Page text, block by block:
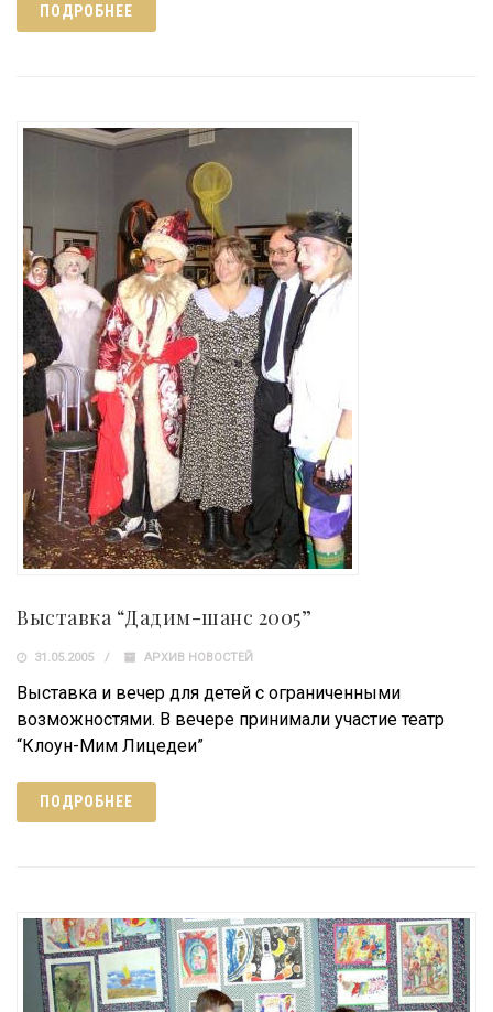
ПОДРОБНЕЕ
Выставка “Дадим-шанс 2005”
31.05.2005 АРХИВ НОВОСТЕЙ
Выставка и вечер для детей с ограниченными
возможностями. В вечере принимали участие театр
“Клоун-Мим Лицедеи”
ПОДРОБНЕЕ